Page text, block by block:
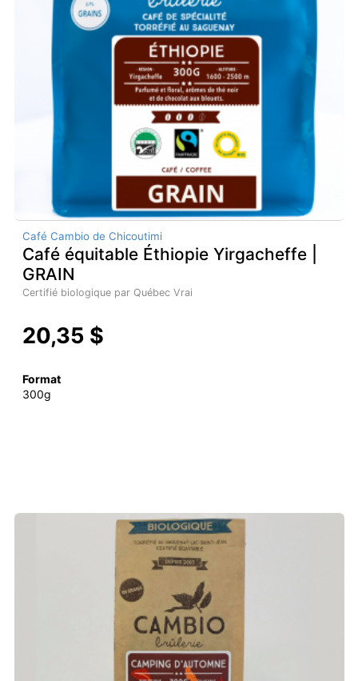
Café Cambio de Chicoutimi
Café équitable Éthiopie Yirgacheffe |
GRAIN
Certifié biologique par Québec Vrai
20,35 $
Format
300g